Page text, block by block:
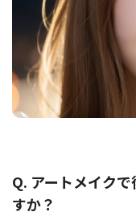
Q. アートメイク
すか？